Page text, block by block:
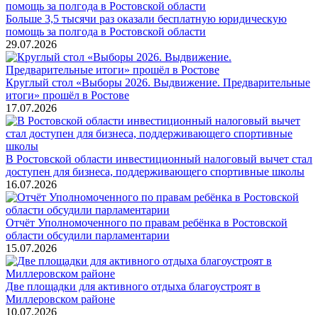
Больше 3,5 тысячи раз оказали бесплатную юридическую
помощь за полгода в Ростовской области
29.07.2026
Круглый стол «Выборы 2026. Выдвижение. Предварительные
итоги» прошёл в Ростове
17.07.2026
В Ростовской области инвестиционный налоговый вычет стал
доступен для бизнеса, поддерживающего спортивные школы
16.07.2026
Отчёт Уполномоченного по правам ребёнка в Ростовской
области обсудили парламентарии
15.07.2026
Две площадки для активного отдыха благоустроят в
Миллеровском районе
10.07.2026